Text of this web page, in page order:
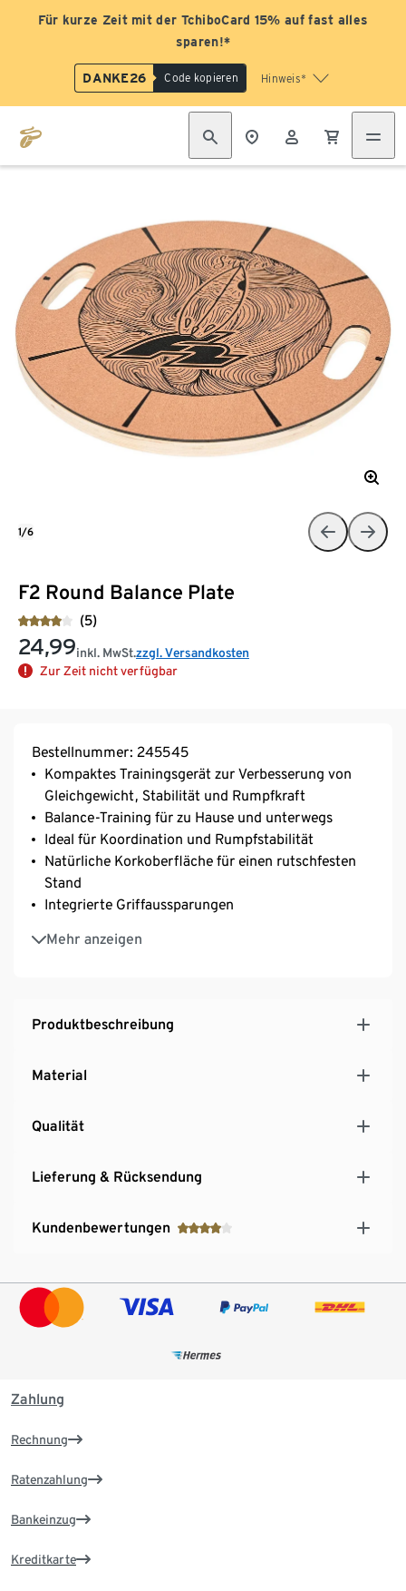
Für kurze Zeit mit der TchiboCard 15% auf fast alles
sparen!*
DANKE26 Code kopieren Hinweis*
F2 Round Balance Plate
(5)
24,99inkl. MwSt.zzgl. Versandkosten
Zur Zeit nicht verfügbar
1/6
Bestellnummer: 245545
Kompaktes Trainingsgerät zur Verbesserung von
Gleichgewicht, Stabilität und Rumpfkraft
Balance-Training für zu Hause und unterwegs
Ideal für Koordination und Rumpfstabilität
Natürliche Korkoberfläche für einen rutschfesten
Stand
Integrierte Griffaussparungen
Mehr anzeigen
7-lagiges Holz mit Korkoberfläche
Geeignet für das Indoor- und Outdoor-Training
Produktbeschreibung
Material
Qualität
Lieferung & Rücksendung
Kundenbewertungen
Zahlung
Rechnung
Ratenzahlung
Bankeinzug
Kreditkarte